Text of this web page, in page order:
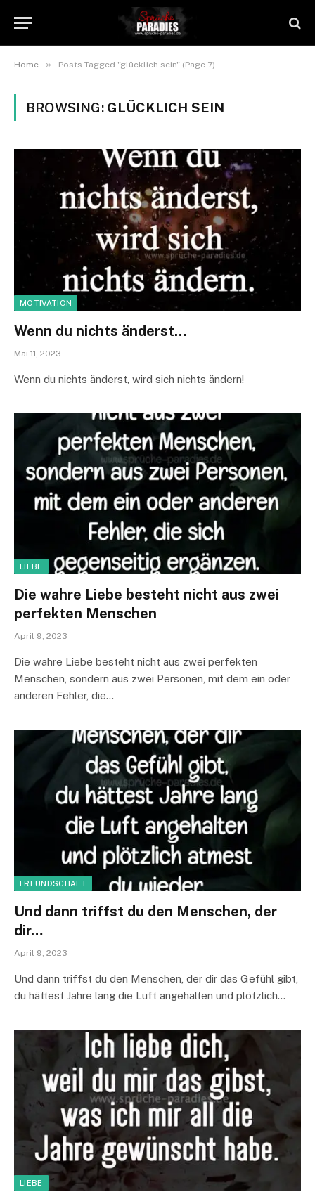
Home » Posts Tagged "glücklich sein" (Page 7)
BROWSING: GLÜCKLICH SEIN
MOTIVATION
Wenn du nichts änderst…
Mai 11, 2023
Wenn du nichts änderst, wird sich nichts ändern!
LIEBE
Die wahre Liebe besteht nicht aus zwei
perfekten Menschen
April 9, 2023
Die wahre Liebe besteht nicht aus zwei perfekten
Menschen, sondern aus zwei Personen, mit dem ein oder
anderen Fehler, die…
FREUNDSCHAFT
Und dann triffst du den Menschen, der
dir…
April 9, 2023
Und dann triffst du den Menschen, der dir das Gefühl gibt,
du hättest Jahre lang die Luft angehalten und plötzlich…
LIEBE